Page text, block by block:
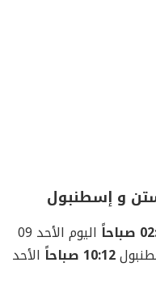
و إسطنبول
اليوم الأحد 09
10:12 صباحاً
الأحد